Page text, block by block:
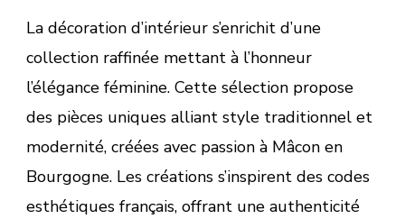
La décoration d’intérieur s’enrichit d’une
collection raffinée mettant à l’honneur
l’élégance féminine. Cette sélection propose
des pièces uniques alliant style traditionnel et
modernité, créées avec passion à Mâcon en
Bourgogne. Les créations s’inspirent des codes
esthétiques français, offrant une authenticité